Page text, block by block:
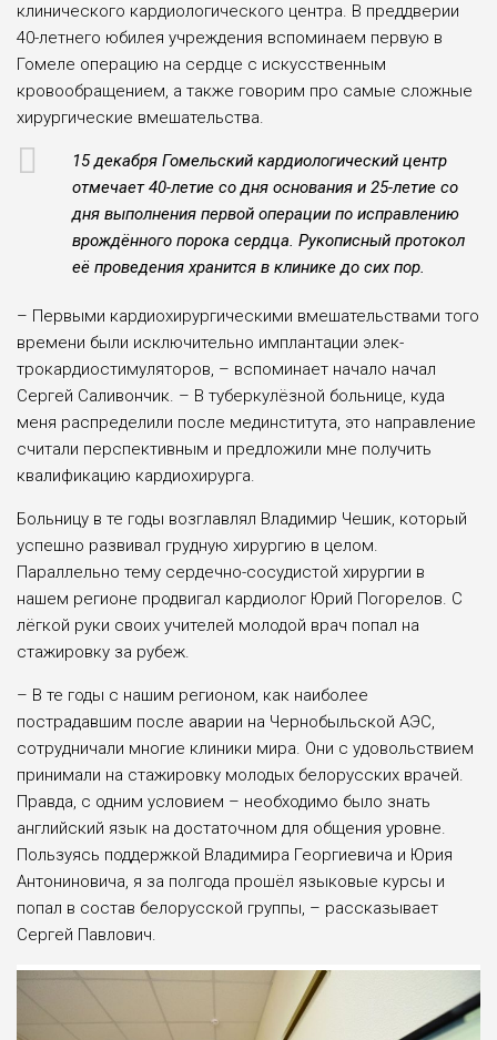
клинического кардиологическо­го центра. В преддверии
40-летнего юбилея учреждения вспоминаем пер­вую в
Гомеле операцию на сердце с искусственным
кровообращением, а также говорим про самые сложные
хи­рургические вмешательства.
15 декабря Гомельский кардиологический центр
отмечает 40-летие со дня основания и 25-летие со
дня выполнения первой операции по исправле­нию
врождённого порока серд­ца. Рукописный протокол
её проведения хранится в клинике до сих пор.
– Первыми кардиохирургически­ми вмешательствами того
времени бы­ли исключительно имплантации элек­
трокардиостимуляторов, – вспомина­ет начало начал
Сергей Саливончик. – В туберкулёзной больнице, куда
меня распределили после мединститу­та, это направление
считали перспек­тивным и предложили мне получить
квалификацию кардиохирурга.
Больницу в те годы возглавлял Владимир Чешик, который
успешно развивал грудную хирургию в целом.
Параллельно те­му сердечно-сосудистой хирургии в
нашем регионе продвигал кардиолог Юрий Погорелов. С
лёгкой руки своих учителей молодой врач по­пал на
стажировку за рубеж.
– В те годы с нашим регионом, как наиболее
пострадавшим после ава­рии на Чернобыльской АЭС,
сотруд­ничали многие клиники мира. Они с удовольствием
принимали на стажи­ровку молодых белорусских врачей.
Правда, с одним условием – необ­ходимо было знать
английский язык на достаточном для общения уров­не.
Пользуясь поддержкой Владими­ра Георгиевича и Юрия
Антониновича, я за полгода прошёл языковые курсы и
попал в состав бе­лорусской группы, – рассказывает
Сергей Павлович.